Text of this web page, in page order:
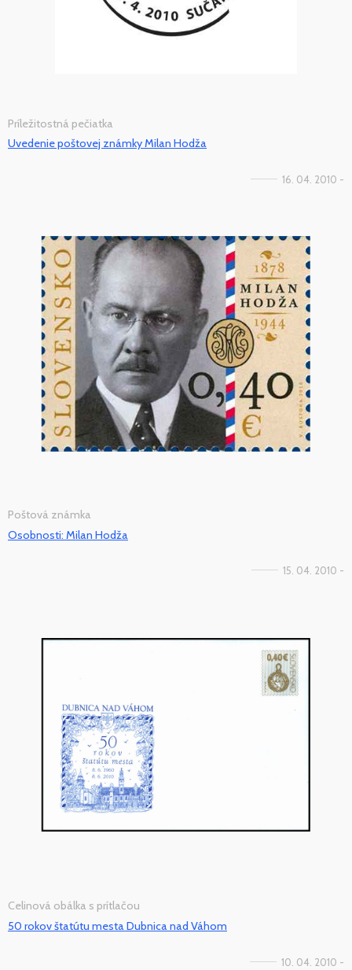
Príležitostná pečiatka
Uvedenie poštovej známky Milan Hodža
16. 04. 2010 -
Poštová známka
Osobnosti: Milan Hodža
15. 04. 2010 -
Celinová obálka s prítlačou
50 rokov štatútu mesta Dubnica nad Váhom
10. 04. 2010 -